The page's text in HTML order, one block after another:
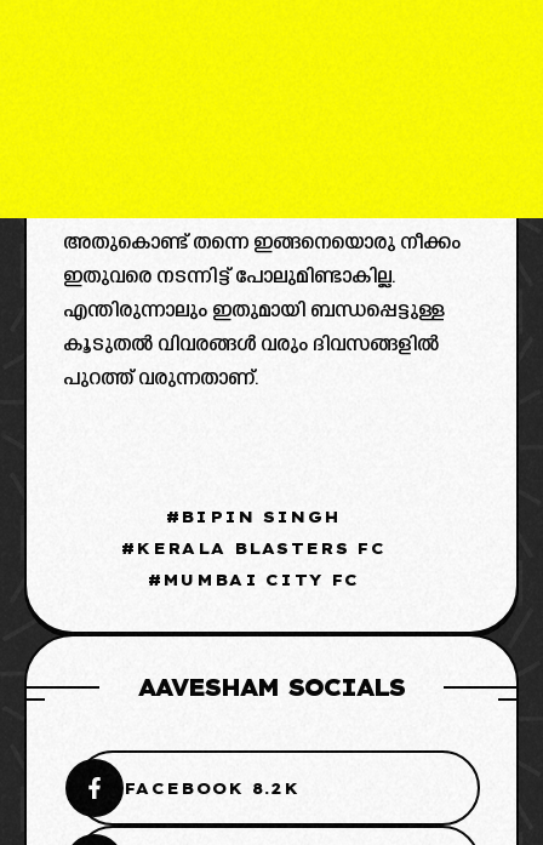
അതുകൊണ്ട് തന്നെ ഇങ്ങനെയൊരു നീക്കം
ഇതുവരെ നടന്നിട്ട് പോലുമിണ്ടാകില്ല.
എന്തിരുന്നാലും ഇതുമായി ബന്ധപ്പെട്ടുള്ള
കൂടുതൽ വിവരങ്ങൾ വരും ദിവസങ്ങളിൽ
പുറത്ത് വരുന്നതാണ്.
BIPIN SINGH
KERALA BLASTERS FC
MUMBAI CITY FC
AAVESHAM SOCIALS
FACEBOOK 8.2K